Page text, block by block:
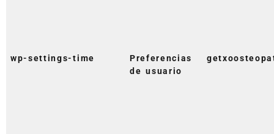
wp-settings-time
Preferencias
de usuario